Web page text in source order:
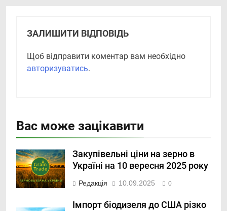
ЗАЛИШИТИ ВІДПОВІДЬ
Щоб відправити коментар вам необхідно
авторизуватись.
Вас може зацікавити
Закупівельні ціни на зерно в
Україні на 10 вересня 2025 року
Редакція 10.09.2025 0
Імпорт біодизеля до США різко